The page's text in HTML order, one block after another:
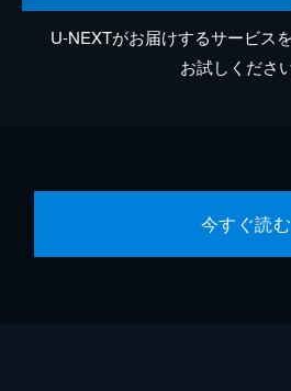
U-NEXTがお届けするサービス
お試しください
今すぐ読む